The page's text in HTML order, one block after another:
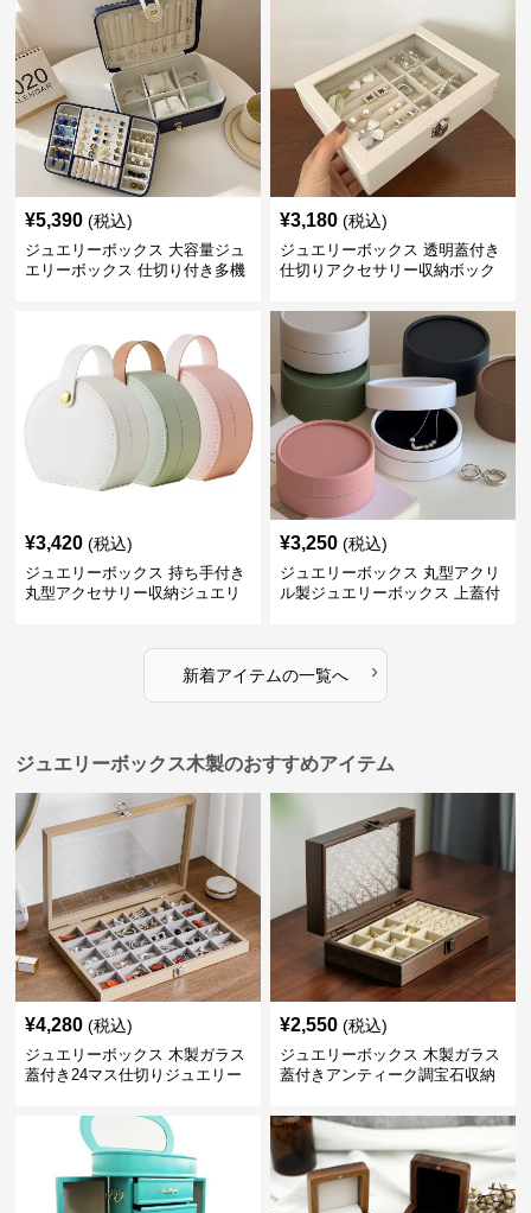
¥5,390 (税込)
ジュエリーボックス 大容量ジュ
エリーボックス 仕切り付き多機
¥3,180 (税込)
ジュエリーボックス 透明蓋付き
仕切りアクセサリー収納ボック
¥3,420 (税込)
ジュエリーボックス 持ち手付き
丸型アクセサリー収納ジュエリ
¥3,250 (税込)
ジュエリーボックス 丸型アクリ
ル製ジュエリーボックス 上蓋付
新着アイテムの一覧へ ›
ジュエリーボックス木製のおすすめアイテム
¥4,280 (税込)
ジュエリーボックス 木製ガラス
蓋付き24マス仕切りジュエリー
¥2,550 (税込)
ジュエリーボックス 木製ガラス
蓋付きアンティーク調宝石収納